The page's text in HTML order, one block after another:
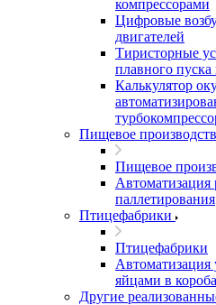
компрессорами
Цифровые
двигателей
Тиристорные
плавного
Калькулятор
Пищевое
Пищевое
Автоматизация
паллетирования
Птицефабрики
Птицефабрики
Автоматизация
яйцами в короба
Другие